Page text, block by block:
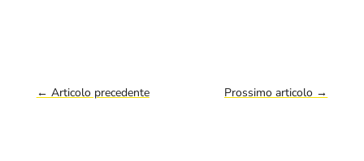
← Articolo precedente Prossimo articolo →